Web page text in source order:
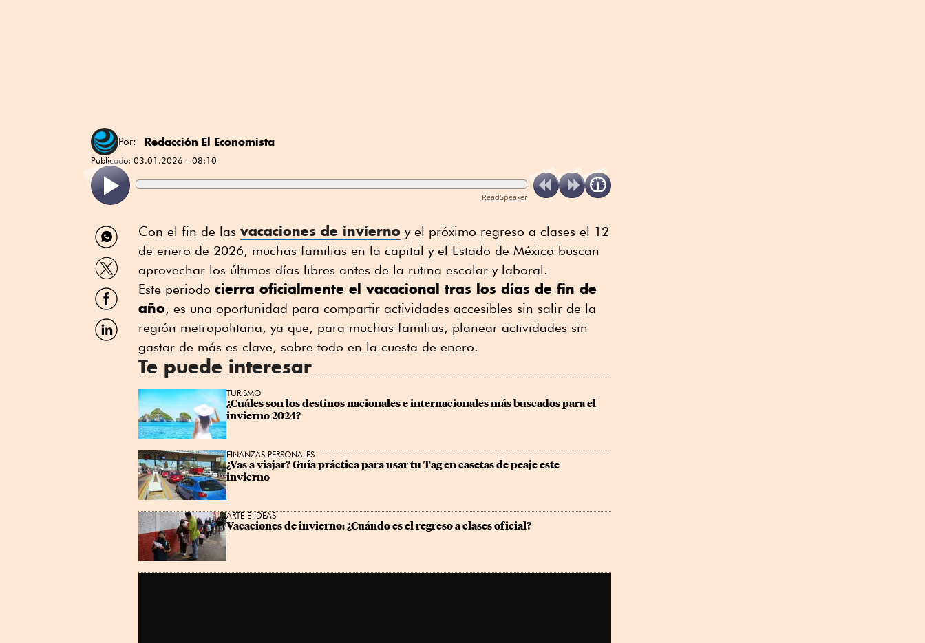
Por: Redacción El Economista
Publicado: 03.01.2026 - 08:10
ReadSpeaker
Compartir
por
WhatsApp
Compartir
por
Twitter
Compartir
por
Facebook
Compartir
por
Con el fin de las vacaciones de invierno y el próximo regreso a clases el 12
de enero de 2026, muchas familias en la capital y el Estado de México buscan
aprovechar los últimos días libres antes de la rutina escolar y laboral.
Este periodo cierra oficialmente el vacacional tras los días de fin de
año, es una oportunidad para compartir actividades accesibles sin salir de la
región metropolitana, ya que, para muchas familias, planear actividades sin
gastar de más es clave, sobre todo en la cuesta de enero.
Te puede interesar
TURISMO
¿Cuáles son los destinos nacionales e internacionales más buscados para el
invierno 2024?
FINANZAS PERSONALES
¿Vas a viajar? Guía práctica para usar tu Tag en casetas de peaje este
invierno
ARTE E IDEAS
Vacaciones de invierno: ¿Cuándo es el regreso a clases oficial?